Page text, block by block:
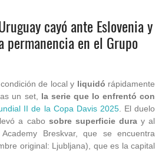
cayó ante Eslovenia y
permanencia en el Grupo
de local y liquidó rápidamente
un set, la serie que lo enfrentó con
II de la Copa Davis 2025. El duelo
a cabo sobre superficie duray al
Breskvar, que se encuentra
original: Ljubljana), que es la capital